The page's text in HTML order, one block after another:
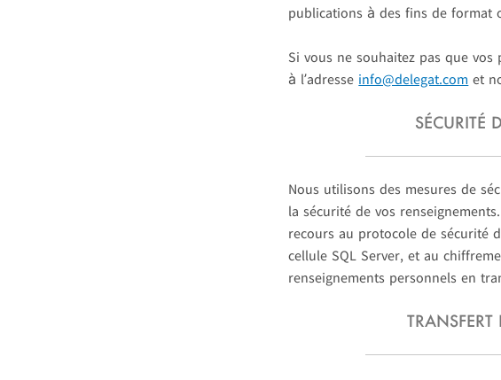
publications à des fins de format
Si vous ne souhaitez pas que
à l’adresse info@delegat.com et
SÉCURITÉ
Nous utilisons des mesures de
la sécurité de vos
recours au protocole de sécurité
cellule SQL Server, et au
renseignements personnels en